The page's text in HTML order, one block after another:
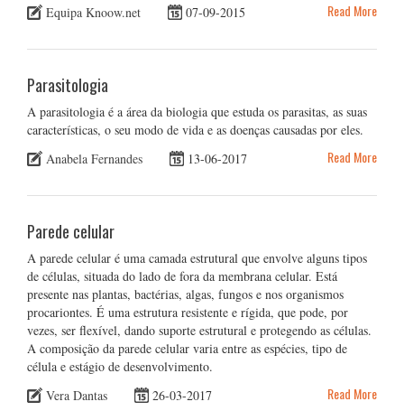
Equipa Knoow.net
07-09-2015 Read More
Parasitologia
A parasitologia é a área da biologia que estuda os parasitas, as suas
características, o seu modo de vida e as doenças causadas por eles.
Anabela Fernandes
13-06-2017 Read More
Parede celular
A parede celular é uma camada estrutural que envolve alguns tipos
de células, situada do lado de fora da membrana celular. Está
presente nas plantas, bactérias, algas, fungos e nos organismos
procariontes. É uma estrutura resistente e rígida, que pode, por
vezes, ser flexível, dando suporte estrutural e protegendo as células.
A composição da parede celular varia entre as espécies, tipo de
célula e estágio de desenvolvimento.
Vera Dantas
26-03-2017 Read More